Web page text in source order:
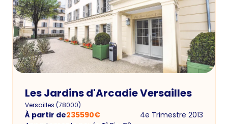
Les Jardins d'Arcadie Versailles
Versailles (78000)
À partir de235590€
4e Trimestre 2013